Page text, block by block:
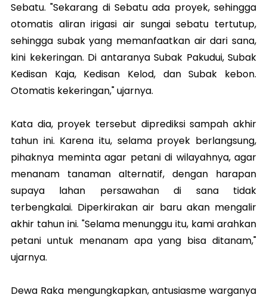
Sebatu. "Sekarang di Sebatu ada proyek, sehingga
otomatis aliran irigasi air sungai sebatu tertutup,
sehingga subak yang memanfaatkan air dari sana,
kini kekeringan. Di antaranya Subak Pakudui, Subak
Kedisan Kaja, Kedisan Kelod, dan Subak kebon.
Otomatis kekeringan," ujarnya.
Kata dia, proyek tersebut diprediksi sampah akhir
tahun ini. Karena itu, selama proyek berlangsung,
pihaknya meminta agar petani di wilayahnya, agar
menanam tanaman alternatif, dengan harapan
supaya lahan persawahan di sana tidak
terbengkalai. Diperkirakan air baru akan mengalir
akhir tahun ini. "Selama menunggu itu, kami arahkan
petani untuk menanam apa yang bisa ditanam,"
ujarnya.
Dewa Raka mengungkapkan, antusiasme warganya